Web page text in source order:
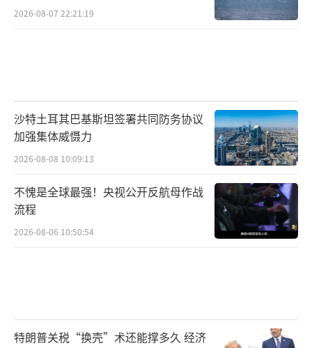
2026-08-07 22:21:19
沙特土耳其巴基斯坦签署共同防务协议
加强集体威慑力
2026-08-08 10:09:13
不愧是全球最强！央视公开反航母作战
流程
2026-08-06 10:50:54
特朗普关税“换壳”术还能撑多久 经济